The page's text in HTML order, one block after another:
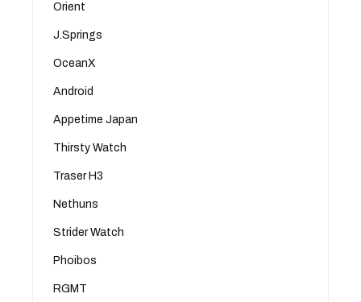
Orient
J.Springs
OceanX
Android
Appetime Japan
Thirsty Watch
Traser H3
Nethuns
Strider Watch
Phoibos
RGMT